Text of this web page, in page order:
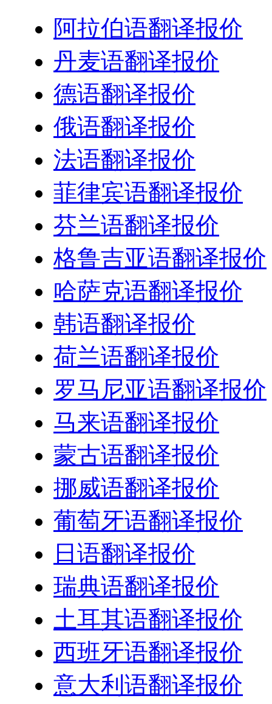
阿拉伯语翻译报价
丹麦语翻译报价
德语翻译报价
俄语翻译报价
法语翻译报价
菲律宾语翻译报价
芬兰语翻译报价
格鲁吉亚语翻译报价
哈萨克语翻译报价
韩语翻译报价
荷兰语翻译报价
罗马尼亚语翻译报价
马来语翻译报价
蒙古语翻译报价
挪威语翻译报价
葡萄牙语翻译报价
日语翻译报价
瑞典语翻译报价
土耳其语翻译报价
西班牙语翻译报价
意大利语翻译报价